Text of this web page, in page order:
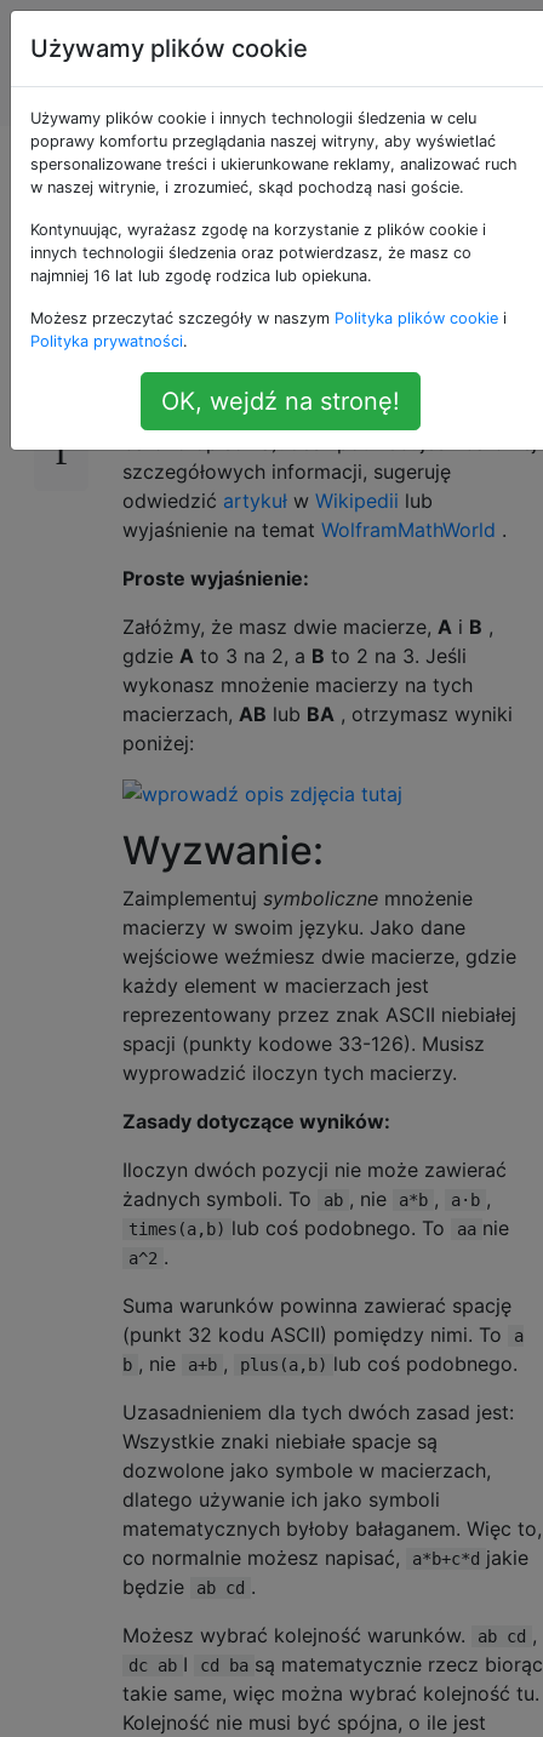
Programowanie
puzzli i Code
Golf
Symboliczne
mnożenie macierzy
26
Istnieje wiele różnych sposobów wyjaśnienia
mnożenia macierzy. Będę trzymać jedną
cyfrę, ponieważ uważam, że większość ludzi
tutaj jest z nią zaznajomiona (a ta liczba jest
szczegółowych informacji, sugeruję
odwiedzić artykuł w Wikipedii lub
wyjaśnienie na temat WolframMathWorld .
Proste wyjaśnienie:
Załóżmy, że masz dwie macierze, A i B ,
gdzie A to 3 na 2, a B to 2 na 3. Jeśli
wykonasz mnożenie macierzy na tych
macierzach, AB lub BA , otrzymasz wyniki
poniżej:
Wyzwanie:
Zaimplementuj symboliczne mnożenie
macierzy w swoim języku. Jako dane
wejściowe weźmiesz dwie macierze, gdzie
każdy element w macierzach jest
reprezentowany przez znak ASCII niebiałej
spacji (punkty kodowe 33-126). Musisz
wyprowadzić iloczyn tych macierzy.
Zasady dotyczące wyników:
Iloczyn dwóch pozycji nie może zawierać
żadnych symboli. To
ab , nie a*b , a·b ,
times(a,b) lub coś podobnego. To aa nie
a^2 .
Suma warunków powinna zawierać spację
(punkt 32 kodu ASCII) pomiędzy nimi. To
a
b , nie a+b , plus(a,b) lub coś podobnego.
Uzasadnieniem dla tych dwóch zasad jest:
Wszystkie znaki niebiałe spacje są
dozwolone jako symbole w macierzach,
dlatego używanie ich jako symboli
matematycznych byłoby bałaganem. Więc to,
co normalnie możesz napisać,
a*b+c*d jakie
będzie
ab cd .
Możesz wybrać kolejność warunków.
ab cd ,
dc ab I cd ba są matematycznie rzecz biorąc
takie same, więc można wybrać kolejność tu.
Kolejność nie musi być spójna, o ile jest
Używamy plików cookie
Używamy plików cookie i innych technologii śledzenia w celu
poprawy komfortu przeglądania naszej witryny, aby wyświetlać
spersonalizowane treści i ukierunkowane reklamy, analizować ruch
w naszej witrynie, i zrozumieć, skąd pochodzą nasi goście.
Kontynuując, wyrażasz zgodę na korzystanie z plików cookie i
innych technologii śledzenia oraz potwierdzasz, że masz co
najmniej 16 lat lub zgodę rodzica lub opiekuna.
Możesz przeczytać szczegóły w naszym Polityka plików cookie i
Polityka prywatności.
OK, wejdź na stronę!